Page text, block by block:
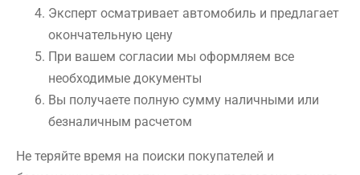
Эксперт осматривает автомобиль и предлагает
окончательную цену
При вашем согласии мы оформляем все
необходимые документы
Вы получаете полную сумму наличными или
безналичным расчетом
Не теряйте время на поиски покупателей и